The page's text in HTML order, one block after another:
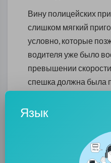
Вину полицейских
слишком мягкий
условно, которые
водителя уже было
превышении
спешка должна была
скорости без сирен,
остановки. Похоже,
сориентироваться.
Язык